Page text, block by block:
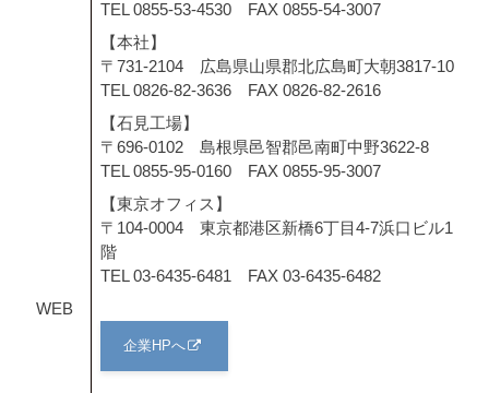
TEL 0855-53-4530 FAX 0855-54-3007
【本社】
〒731-2104 広島県山県郡北広島町大朝3817-10
TEL 0826-82-3636 FAX 0826-82-2616
【石見工場】
〒696-0102 島根県邑智郡邑南町中野3622-8
TEL 0855-95-0160 FAX 0855-95-3007
【東京オフィス】
〒104-0004 東京都港区新橋6丁目4-7浜口ビル1
階
TEL 03-6435-6481 FAX 03-6435-6482
WEB
企業HPへ